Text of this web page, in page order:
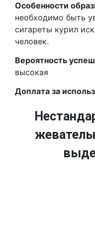
Особенности
необходимо быть
сигареты курил
человек.
Вероятность
высокая
Доплата за